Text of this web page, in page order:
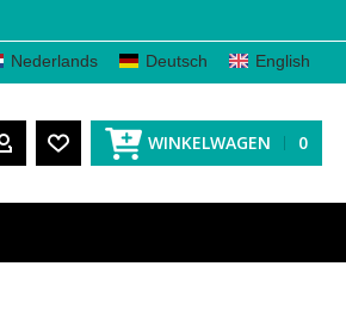
Nederlands Deutsch English
MIJN ACCOUNT WINKELWAGEN 0